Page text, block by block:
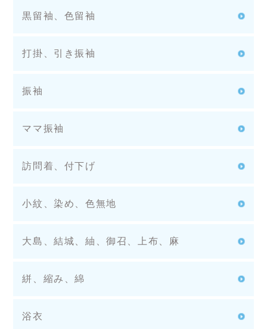
黒留袖、色留袖
打掛、引き振袖
振袖
ママ振袖
訪問着、付下げ
小紋、染め、色無地
大島、結城、紬、御召、上布、麻
絣、縮み、綿
浴衣